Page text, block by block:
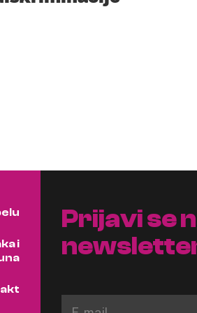
i
Prijavi se